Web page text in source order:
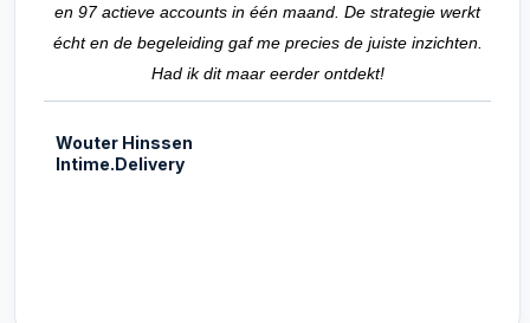
en 97 actieve accounts in één maand. De strategie werkt
écht en de begeleiding gaf me precies de juiste inzichten.
Had ik dit maar eerder ontdekt!
Wouter Hinssen
Intime.Delivery